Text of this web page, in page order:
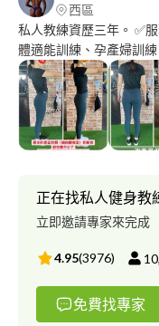
西區
私人教練資歷三年。 ✅
體適能訓練、孕產婦訓
練、TRX懸吊訓練、體
力與體能協會CPT私人
KettleBell Concepts
(LBE) 下背痛運動訓練
灣體適能運動發展協會
正在找私人健身教
立即邀請專家來完成
4.95(3976)
免費找專家